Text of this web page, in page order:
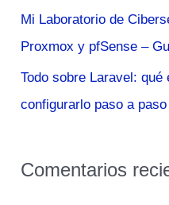
Mi Laboratorio de
Proxmox y pfSense –
Todo sobre Laravel:
configurarlo paso a paso
Comentarios